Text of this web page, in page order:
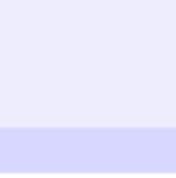
В вагоне 1 разетка и то в